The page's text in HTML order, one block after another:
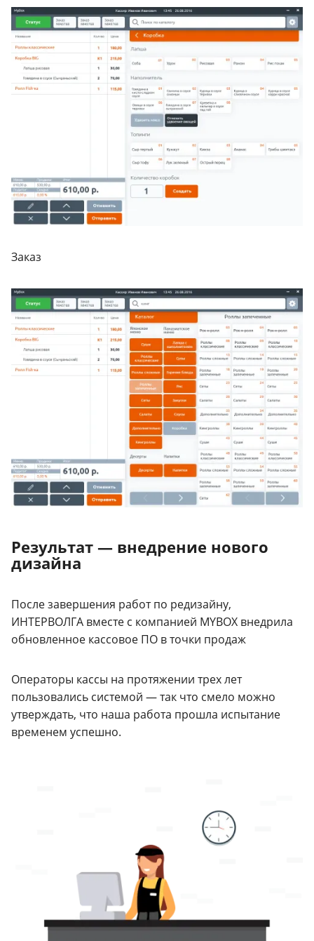
Заказ
Результат — внедрение нового
дизайна
После завершения работ по редизайну,
ИНТЕРВОЛГА вместе с компанией MYBOX внедрила
обновленное кассовое ПО в точки продаж
Операторы кассы на протяжении трех лет
пользовались системой — так что смело можно
утверждать, что наша работа прошла испытание
временем успешно.